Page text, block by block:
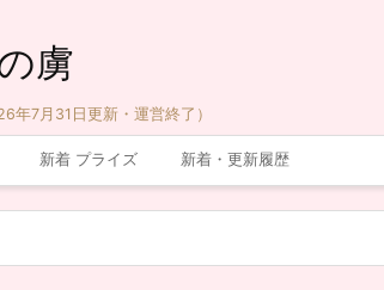
虜
7月31日更新・運営終了）
新着 プライズ 新着・更新履歴